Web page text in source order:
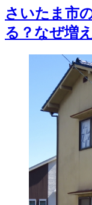
さいたま市
る？なぜ増